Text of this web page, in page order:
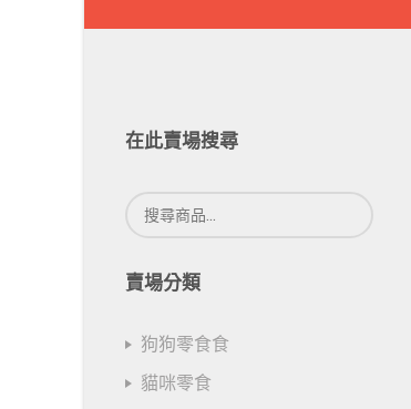
在此賣場搜尋
字:
賣場分類
狗狗零食食
貓咪零食